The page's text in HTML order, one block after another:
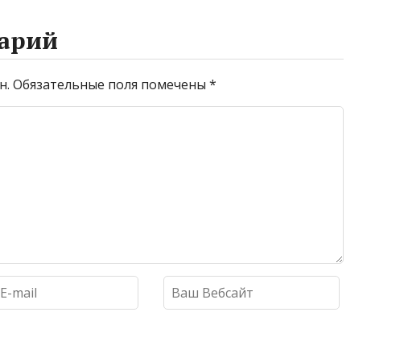
Обязательные поля помечены *